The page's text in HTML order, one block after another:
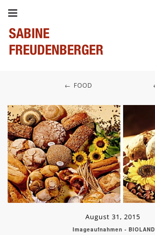
FOOD
August 31, 2015
Imageaufnahmen - BIOLAND